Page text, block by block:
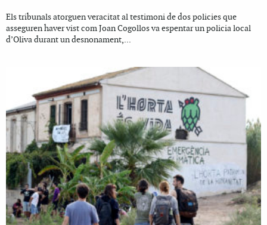
Els tribunals atorguen veracitat al testimoni de dos policies que
asseguren haver vist com Joan Cogollos va espentar un policia local
d’Oliva durant un desnonament,...